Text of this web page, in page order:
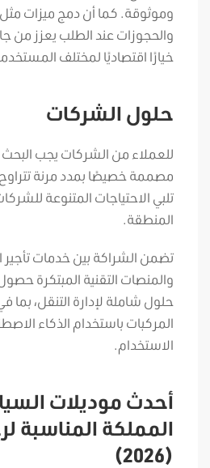
وموثوقة. كما أن دمج ميزات
والحجوزات عند الطلب يعزز من
خيارًا اقتصاديًا لمختلف
حلول الشركات
للعملاء من الشركات يجب
تلبي الاحتياجات المتنوعة
المنطقة.
تضمن الشراكة بين خدمات تأجير
والمنصات التقنية المبتكرة
حلول شاملة لإدارة التنقل،
المركبات باستخدام الذكاء
الاستخدام.
أحدث موديلات
المملكة المناسبة
(2026)